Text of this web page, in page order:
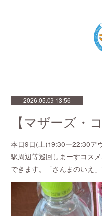
2026.05.09 13:56
本日9日(土)19:30ー22:30ア
駅周辺等巡回しまーすコス
できます。「さんまのいえ